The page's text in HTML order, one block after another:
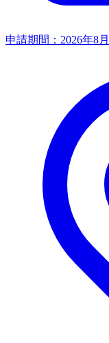
申請期間： 2026年8